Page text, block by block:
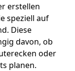
erstellen
speziell auf
Diese
davon, ob
oder
planen.